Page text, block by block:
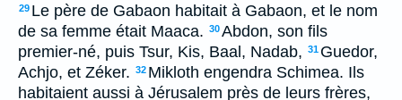
29 Le père de Gabaon habitait à Gabaon, et le nom
de sa femme était Maaca. 30Abdon, son fils
premier-né, puis Tsur, Kis, Baal, Nadab, 31 Guedor,
Achjo, et Zéker. 32 Mikloth engendra Schimea. Ils
habitaient aussi à Jérusalem près de leurs frères,